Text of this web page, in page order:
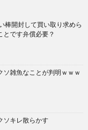
棒開封して買い取り求めら
とです弁償必要？
ソ雑魚なことが判明ｗｗｗ
ソキレ散らかす